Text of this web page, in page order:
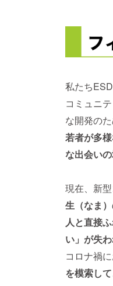
私たち
コミュニ
な開発の
若者が多
な出会い
現在、新
生（なま
人と直接
い」が失
コロナ禍
を模索して